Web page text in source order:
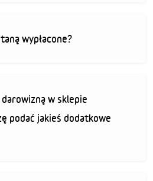
wypłacone?
w sklepie
podać jakieś dodatkowe